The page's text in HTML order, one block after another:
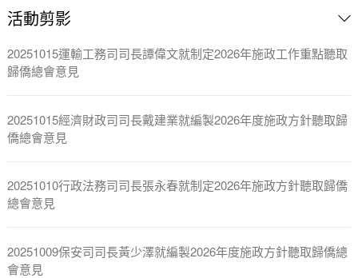
活動剪影
20251015運輸工務司司長譚偉文就制定2026年施政工作重點聽取
歸僑總會意見
20251015經濟財政司司長戴建業就編製2026年度施政方針聽取歸
僑總會意見
20251010行政法務司司長張永春就制定2026年施政方針聽取歸僑
總會意見
20251009保安司司長黃少澤就編製2026年度施政方針聽取歸僑總
會意見